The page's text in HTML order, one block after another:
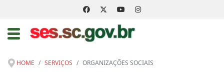
HOME SERVIÇOS ORGANIZAÇÕES SOCIAIS